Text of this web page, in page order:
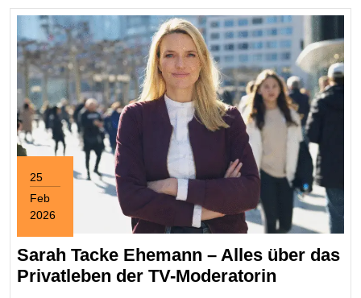
25
Feb
2026
25,
2026
Sarah Tacke Ehemann – Alles über das
Privatleben der TV-Moderatorin